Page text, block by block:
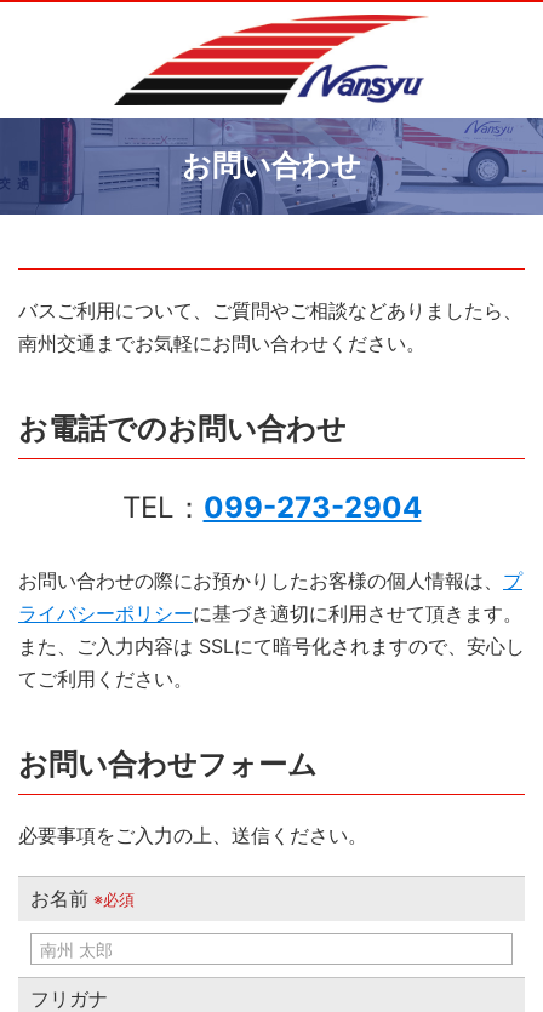
お問い合わせ
バスご利用について、ご質問やご相談などありましたら、
南州交通までお気軽にお問い合わせください。
お電話でのお問い合わせ
TEL： 099-273-2904
お問い合わせの際にお預かりしたお客様の個人情報は、 プ
ライバシーポリシーに基づき適切に利用させて頂きます。
また、ご入力内容は SSLにて暗号化されますので、安心し
てご利用ください。
お問い合わせフォーム
必要事項をご入力の上、送信ください。
お名前 ※必須
フリガナ